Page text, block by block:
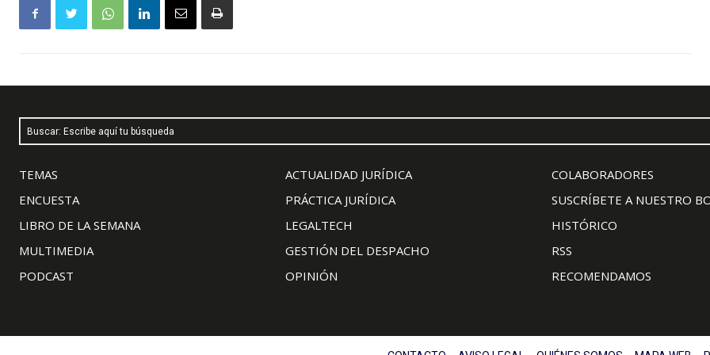
Buscar: Escribe aquí tu búsqueda
TEMAS
ENCUESTA
LIBRO DE LA SEMANA
MULTIMEDIA
PODCAST
ACTUALIDAD JURÍDICA
PRÁCTICA JURÍDICA
LEGALTECH
GESTIÓN DEL DESPACHO
OPINIÓN
COLABORADORES
SUSCRÍBETE A NUESTRO
HISTÓRICO
RSS
RECOMENDAMOS